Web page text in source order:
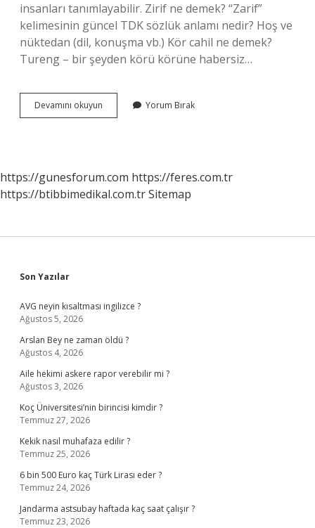
insanları tanımlayabilir. Zirif ne demek? “Zarif”
kelimesinin güncel TDK sözlük anlamı nedir? Hoş ve
nüktedan (dil, konuşma vb.) Kör cahil ne demek?
Tureng – bir şeyden körü körüne habersiz…
Devamını okuyun
Cahil
Yorum Bırak
https://gunesforum.com https://feres.com.tr
https://btibbimedikal.com.trSitemap
Sidebar
Son Yazılar
AVG neyin kısaltması ingilizce ?
Ağustos 5, 2026
Arslan Bey ne zaman öldü ?
Ağustos 4, 2026
Aile hekimi askere rapor verebilir mi ?
Ağustos 3, 2026
Koç Üniversitesi’nin birincisi kimdir ?
Temmuz 27, 2026
Kekik nasıl muhafaza edilir ?
Temmuz 25, 2026
6 bin 500 Euro kaç Türk Lirası eder ?
Temmuz 24, 2026
Jandarma astsubay haftada kaç saat çalışır ?
Temmuz 23, 2026